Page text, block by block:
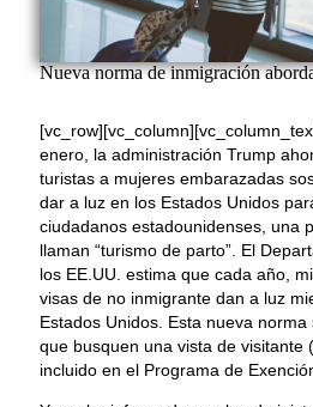
Nueva norma de inmigración
enero, la administración Trump
turistas a mujeres embarazadas
dar a luz en los Estados Unidos
ciudadanos estadounidenses, una
llaman “turismo de parto”. El
los EE.UU. estima que cada año,
visas de no inmigrante dan a luz
Estados Unidos. Esta nueva
que busquen una vista de visitante
incluido en el Programa de